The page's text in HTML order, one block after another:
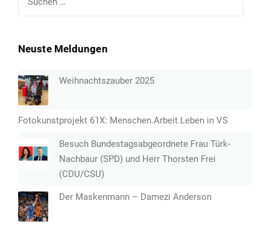
Neuste Meldungen
Weihnachtszauber 2025
Fotokunstprojekt 61X: Menschen.Arbeit.Leben in VS
Besuch Bundestagsabgeordnete Frau Türk-
Nachbaur (SPD) und Herr Thorsten Frei
(CDU/CSU)
Der Maskenmann – Damezi Anderson